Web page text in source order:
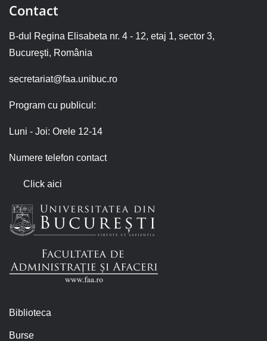
Contact
B-dul Regina Elisabeta nr. 4 - 12, etaj 1, sector 3,
Bucureşti, România
secretariat@faa.unibuc.ro
Program cu publicul:
Luni - Joi: Orele 12-14
Numere telefon contact
Click aici
Biblioteca
Burse